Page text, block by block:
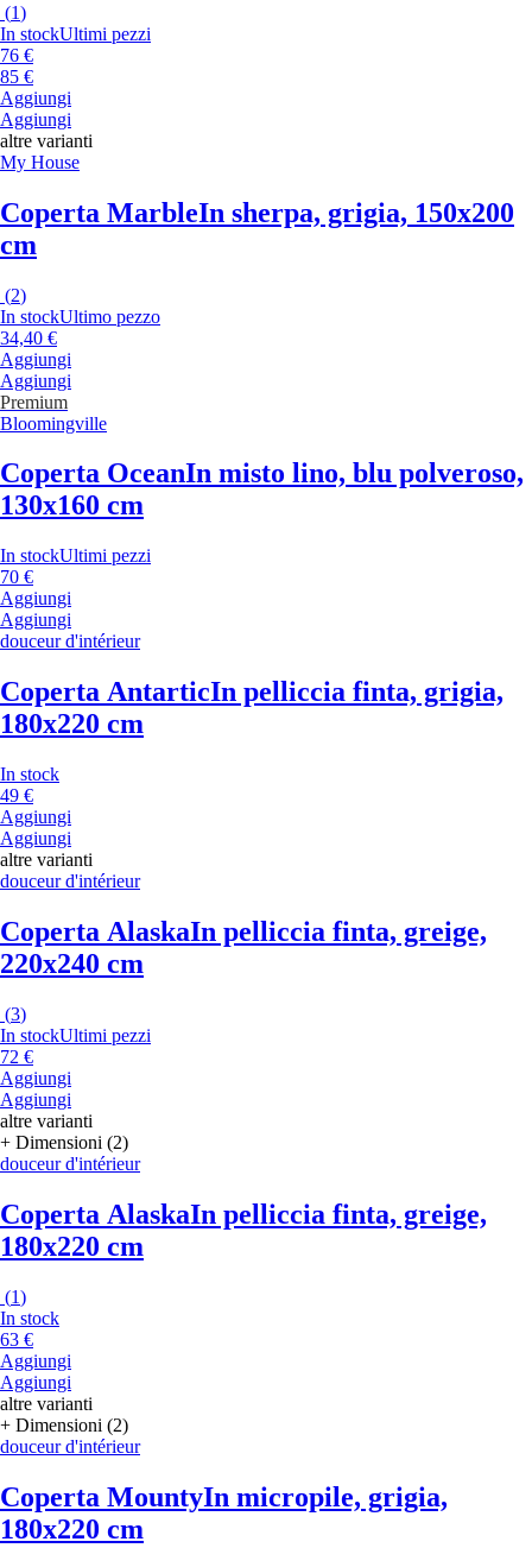
(1)
In stockUltimi pezzi
76 €
85 €
Aggiungi
Aggiungi
altre varianti
My House
Coperta MarbleIn sherpa, grigia, 150x200
cm
(2)
In stockUltimo pezzo
34,40 €
Aggiungi
Aggiungi
Premium
Bloomingville
Coperta OceanIn misto lino, blu polveroso,
130x160 cm
In stockUltimi pezzi
70 €
Aggiungi
Aggiungi
douceur d'intérieur
Coperta AntarticIn pelliccia finta, grigia,
180x220 cm
In stock
49 €
Aggiungi
Aggiungi
altre varianti
douceur d'intérieur
Coperta AlaskaIn pelliccia finta, greige,
220x240 cm
(3)
In stockUltimi pezzi
72 €
Aggiungi
Aggiungi
altre varianti
+ Dimensioni (2)
douceur d'intérieur
Coperta AlaskaIn pelliccia finta, greige,
180x220 cm
(1)
In stock
63 €
Aggiungi
Aggiungi
altre varianti
+ Dimensioni (2)
douceur d'intérieur
Coperta MountyIn micropile, grigia,
180x220 cm